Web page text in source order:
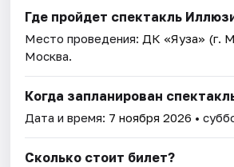
Где пройдет спектакль
Место проведения: ДК «Яуза» (г.
Москва.
Когда запланирован
Дата и время: 7 ноября 2026 •
Сколько стоит билет?